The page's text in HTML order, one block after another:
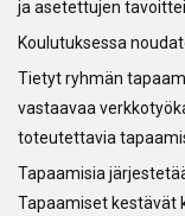
ja asetettujen
Koulutuksessa
Tietyt ryhmän
vastaavaa
toteutettavia
Tapaamisia
Tapaamiset kestävät